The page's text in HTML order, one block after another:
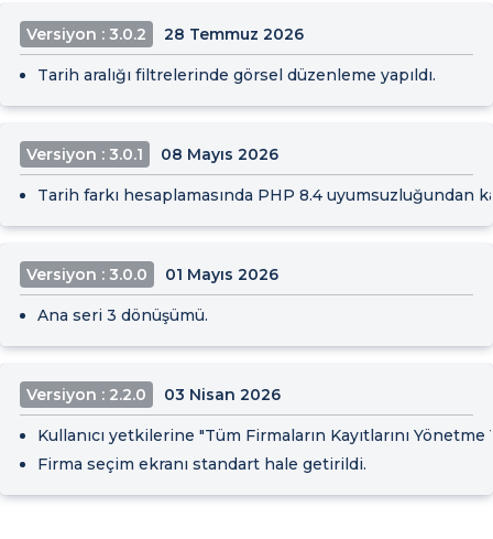
Versiyon : 3.0.2 28 Temmuz 2026
Tarih aralığı filtrelerinde görsel düzenleme yapıldı.
Versiyon : 3.0.1 08 Mayıs 2026
Tarih farkı hesaplamasında PHP 8.4 uyumsuzluğundan
Versiyon : 3.0.0 01 Mayıs 2026
Ana seri 3 dönüşümü.
Versiyon : 2.2.0 03 Nisan 2026
Kullanıcı yetkilerine "Tüm Firmaların Kayıtlarını
Firma seçim ekranı standart hale getirildi.